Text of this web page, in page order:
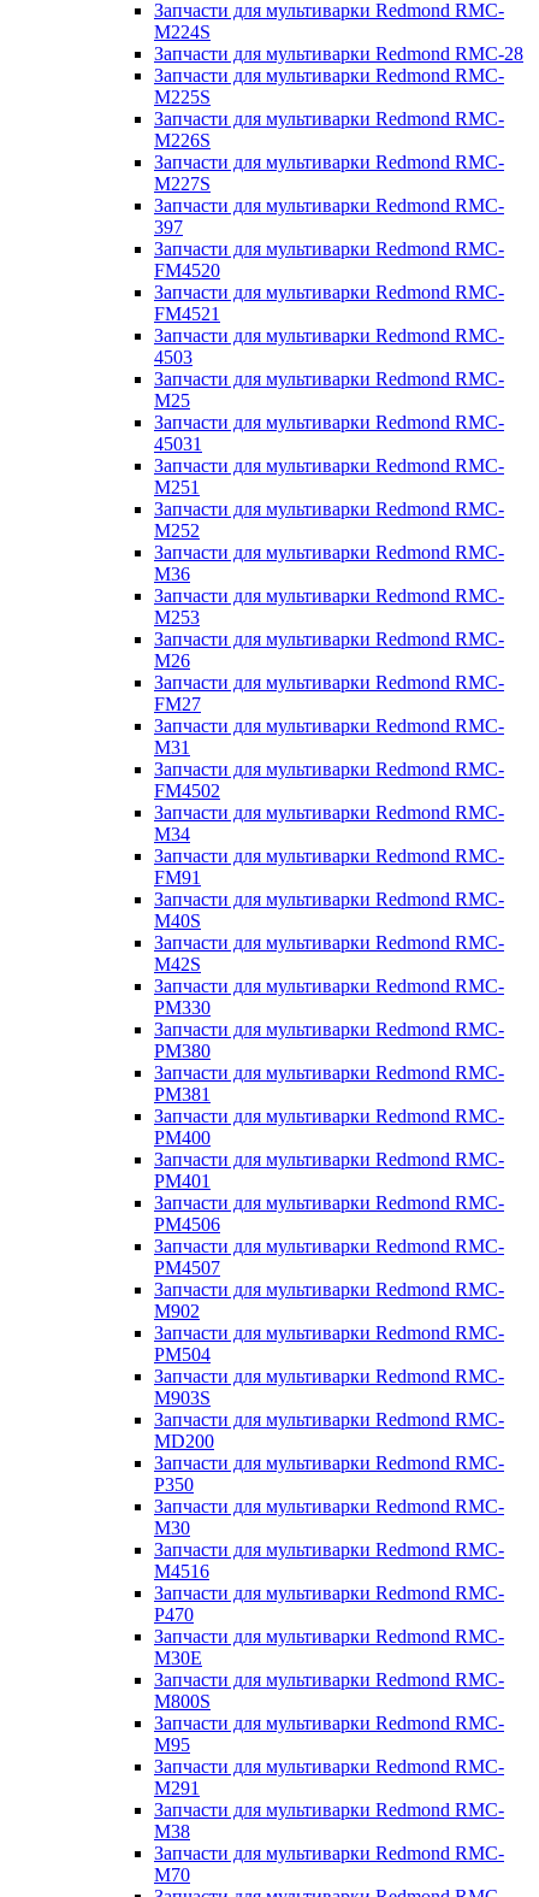
Запчасти для мультиварки Redmond RMC-
M224S
Запчасти для мультиварки Redmond RMC-28
Запчасти для мультиварки Redmond RMC-
M225S
Запчасти для мультиварки Redmond RMC-
M226S
Запчасти для мультиварки Redmond RMC-
M227S
Запчасти для мультиварки Redmond RMC-
397
Запчасти для мультиварки Redmond RMC-
FM4520
Запчасти для мультиварки Redmond RMC-
FM4521
Запчасти для мультиварки Redmond RMC-
4503
Запчасти для мультиварки Redmond RMC-
M25
Запчасти для мультиварки Redmond RMC-
45031
Запчасти для мультиварки Redmond RMC-
M251
Запчасти для мультиварки Redmond RMC-
M252
Запчасти для мультиварки Redmond RMC-
M36
Запчасти для мультиварки Redmond RMC-
M253
Запчасти для мультиварки Redmond RMC-
M26
Запчасти для мультиварки Redmond RMC-
FM27
Запчасти для мультиварки Redmond RMC-
M31
Запчасти для мультиварки Redmond RMC-
FM4502
Запчасти для мультиварки Redmond RMC-
M34
Запчасти для мультиварки Redmond RMC-
FM91
Запчасти для мультиварки Redmond RMC-
M40S
Запчасти для мультиварки Redmond RMC-
M42S
Запчасти для мультиварки Redmond RMC-
PM330
Запчасти для мультиварки Redmond RMC-
PM380
Запчасти для мультиварки Redmond RMC-
PM381
Запчасти для мультиварки Redmond RMC-
PM400
Запчасти для мультиварки Redmond RMC-
PM401
Запчасти для мультиварки Redmond RMC-
PM4506
Запчасти для мультиварки Redmond RMC-
PM4507
Запчасти для мультиварки Redmond RMC-
M902
Запчасти для мультиварки Redmond RMC-
PM504
Запчасти для мультиварки Redmond RMC-
M903S
Запчасти для мультиварки Redmond RMC-
MD200
Запчасти для мультиварки Redmond RMC-
P350
Запчасти для мультиварки Redmond RMC-
M30
Запчасти для мультиварки Redmond RMC-
M4516
Запчасти для мультиварки Redmond RMC-
P470
Запчасти для мультиварки Redmond RMC-
M30E
Запчасти для мультиварки Redmond RMC-
M800S
Запчасти для мультиварки Redmond RMC-
M95
Запчасти для мультиварки Redmond RMC-
M291
Запчасти для мультиварки Redmond RMC-
M38
Запчасти для мультиварки Redmond RMC-
M70